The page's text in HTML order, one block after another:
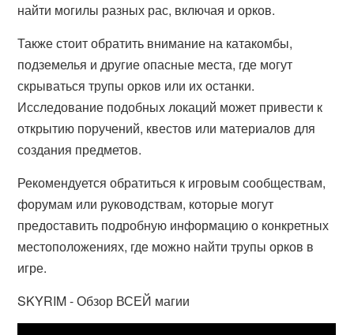
найти могилы разных рас, включая и орков.
Также стоит обратить внимание на катакомбы,
подземелья и другие опасные места, где могут
скрываться трупы орков или их останки.
Исследование подобных локаций может привести к
открытию поручений, квестов или материалов для
создания предметов.
Рекомендуется обратиться к игровым сообществам,
форумам или руководствам, которые могут
предоставить подробную информацию о конкретных
местоположениях, где можно найти трупы орков в
игре.
SKYRIM - Обзор ВСЕЙ магии